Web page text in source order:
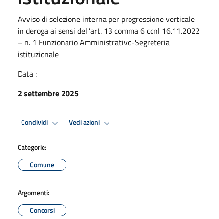
Avviso di selezione interna per progressione verticale
in deroga ai sensi dell’art. 13 comma 6 ccnl 16.11.2022
– n. 1 Funzionario Amministrativo-Segreteria
istituzionale
Data :
2 settembre 2025
Condividi Vedi azioni
Categorie:
Comune
Argomenti:
Concorsi